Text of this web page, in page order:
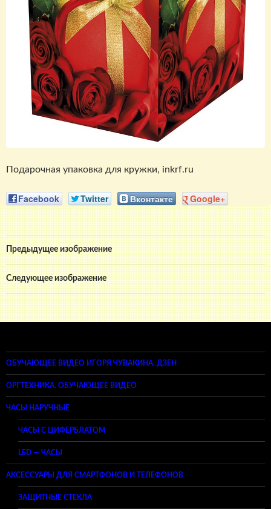
Подарочная упаковка для кружки, inkrf.ru
Facebook Twitter Вконтакте Google+
Предыдущее изображение
Следующее изображение
ОБУЧАЮЩЕЕ ВИДЕО ИГОРЯ ЧУВАКИНА. ДЗЕН
ОРГТЕХНИКА. ОБУЧАЮЩЕЕ ВИДЕО
ЧАСЫ НАРУЧНЫЕ
ЧАСЫ С ЦИФЕРБЛАТОМ
LED — ЧАСЫ
АКСЕССУАРЫ ДЛЯ СМАРТФОНОВ И ТЕЛЕФОНОВ
ЗАЩИТНЫЕ СТЕКЛА